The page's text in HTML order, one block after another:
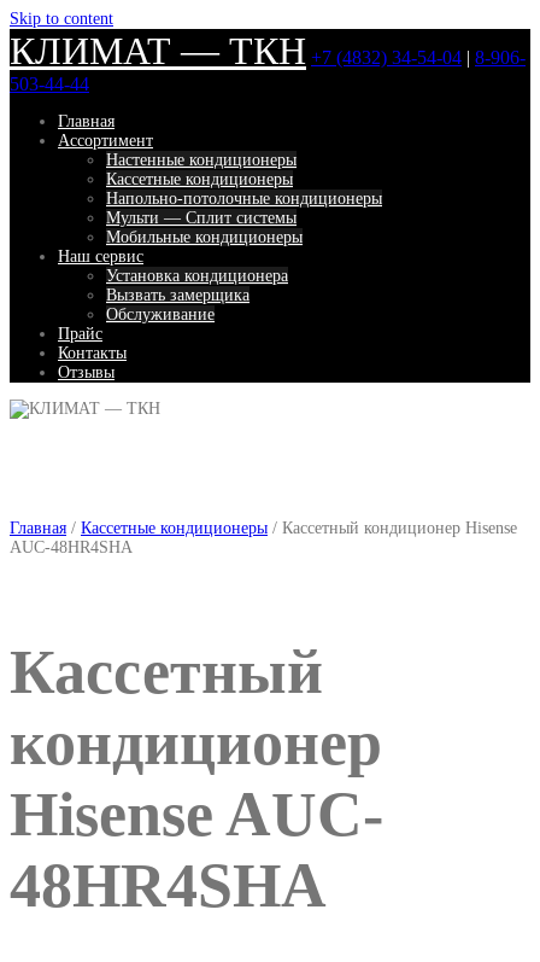
Skip to content
КЛИМАТ — ТКН +7 (4832) 34-54-04 | 8-906-
503-44-44
Главная
Ассортимент
Настенные кондиционеры
Кассетные кондиционеры
Напольно-потолочные кондиционеры
Мульти — Сплит системы
Мобильные кондиционеры
Наш сервис
Установка кондиционера
Вызвать замерщика
Обслуживание
Прайс
Контакты
Отзывы
Главная / Кассетные кондиционеры / Кассетный кондиционер Hisense
AUC-48HR4SHA
Кассетный
кондиционер
Hisense AUC-
48HR4SHA